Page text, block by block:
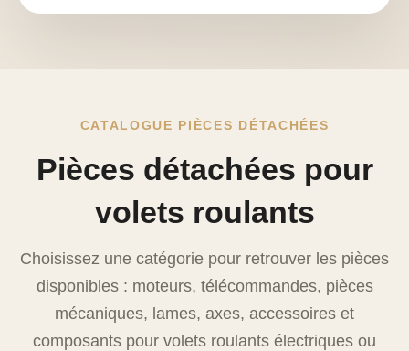
CATALOGUE PIÈCES DÉTACHÉES
Pièces détachées pour
volets roulants
Choisissez une catégorie pour retrouver les pièces
disponibles : moteurs, télécommandes, pièces
mécaniques, lames, axes, accessoires et
composants pour volets roulants électriques ou